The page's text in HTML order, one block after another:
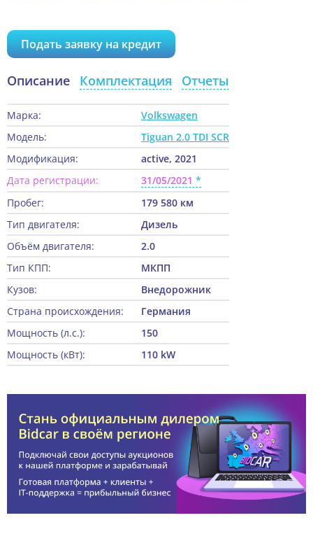
Подать заявку на кредит
Описание Комплектация Отчеты
Марка:
Volkswagen
Модель:
Tiguan 2.0 TDI SCR
Модификация:
active, 2021
Дата регистрации:
31/05/2021
Пробег:
179 580 км
Тип двигателя:
Дизель
Объём двигателя:
2.0
Тип КПП:
МКПП
Кузов:
Внедорожник
Страна происхождения:
Германия
Мощность (л.с.):
150
Мощность (кВт):
110 kW